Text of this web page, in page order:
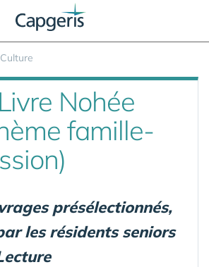
Culture
Nohée
famille-
présélectionnés,
les résidents seniors
des cookies